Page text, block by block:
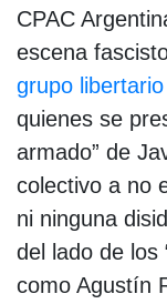
CPAC
escena
grupo
quienes se
armado” de
colectivo a no
ni ninguna
del lado de los
como Agustín